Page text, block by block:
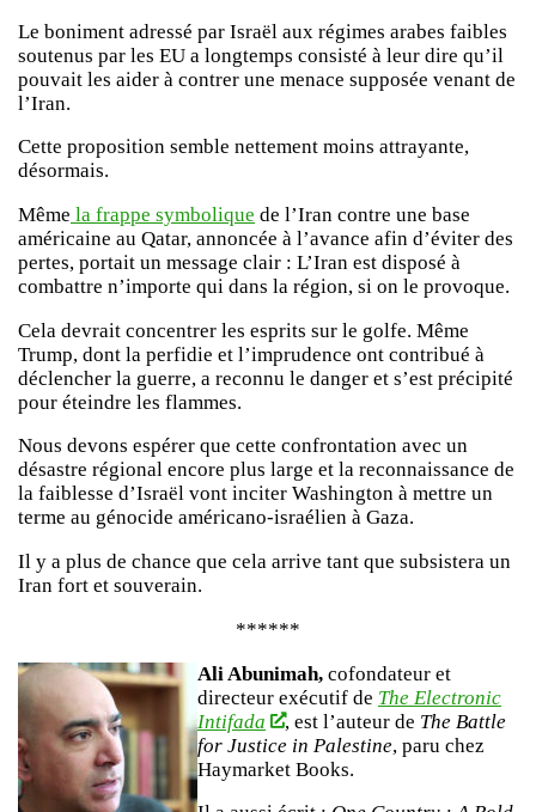
Le boniment adressé par Israël aux régimes arabes faibles
soutenus par les EU a longtemps consisté à leur dire qu’il
pouvait les aider à contrer une menace supposée venant de
l’Iran.
Cette proposition semble nettement moins attrayante,
désormais.
Même la frappe symbolique de l’Iran contre une base
américaine au Qatar, annoncée à l’avance afin d’éviter des
pertes, portait un message clair : L’Iran est disposé à
combattre n’importe qui dans la région, si on le provoque.
Cela devrait concentrer les esprits sur le golfe. Même
Trump, dont la perfidie et l’imprudence ont contribué à
déclencher la guerre, a reconnu le danger et s’est précipité
pour éteindre les flammes.
Nous devons espérer que cette confrontation avec un
désastre régional encore plus large et la reconnaissance de
la faiblesse d’Israël vont inciter Washington à mettre un
terme au génocide américano-israélien à Gaza.
Il y a plus de chance que cela arrive tant que subsistera un
Iran fort et souverain.
******
Ali Abunimah, cofondateur et
directeur exécutif de The Electronic
Intifada
, est l’auteur de The Battle
for Justice in Palestine, paru chez
Haymarket Books.